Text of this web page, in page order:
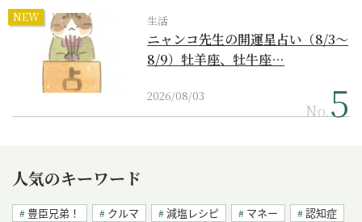
NEW 生活
ニャンコ先生の開運星占い（8/3～
8/9）牡羊座、牡牛座…
2026/08/03
No.
人気のキーワード
豊臣兄弟！ クルマ 減塩レシピ マネー
認知症